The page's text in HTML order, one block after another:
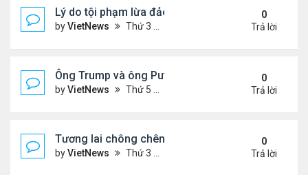
Lý do tội phạm lừa đảo ở Campuchia nhắm đến
byVietNews Thứ 3 Tháng 10 21, 2025 4:40 pm
0
Trả lời
Ông Trump và ông Putin điện đàm, nhất trí gặp
byVietNews Thứ 5 Tháng 10 16, 2025 5:15 pm
0
Trả lời
Tương lai chông chênh với Dải Gaza sau lệnh
byVietNews Thứ 3 Tháng 10 14, 2025 2:41 pm
0
Trả lời